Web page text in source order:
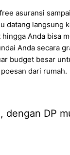
asuransi
datang langsung
Anda bisa
Anda secara
budget besar
dari rumah.
dengan DP